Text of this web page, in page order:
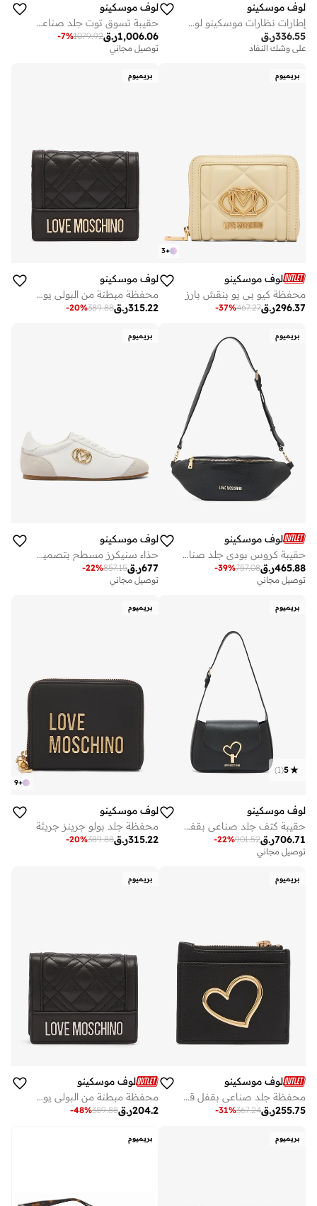
لوف موسكينو
إطارات نظارات موسكينو لوف مستطيلة
ر.ق336.55
على وشك النفاد
لوف موسكينو
حقيبة تسوق توت جلد صناعي بتصميم حب جريء
ر.ق1,006.06
1079.92
-7%
توصيل مجاني
بريميوم
+
3
لوف موسكينو
محفظة كيو بي يو بنقش بارز
ر.ق296.37
467.27
-37%
بريميوم
لوف موسكينو
محفظة مبطنة من البولي يوريثان مجموعة مبطنة
ر.ق315.22
389.88
-20%
بريميوم
لوف موسكينو
حقيبة كروس بودي جلد صناعي مزينة بالجواهر
ر.ق465.88
757.08
-39%
توصيل مجاني
بريميوم
لوف موسكينو
حذاء سنيكرز مسطح بتصميم قلب
ر.ق677
857.15
-22%
توصيل مجاني
بريميوم
5
(
1
)
لوف موسكينو
حقيبة كتف جلد صناعي بقفل على شكل قلب
ر.ق706.71
901.52
-22%
توصيل مجاني
بريميوم
+
9
لوف موسكينو
محفظة جلد بولو جرينز جريئة
ر.ق315.22
389.88
-20%
بريميوم
لوف موسكينو
محفظة جلد صناعي بقفل قلب
ر.ق255.75
367.24
-31%
بريميوم
لوف موسكينو
محفظة مبطنة من البولي يوريثان مجموعة مبطنة
ر.ق204.2
389.88
-48%
بريميوم بريميوم